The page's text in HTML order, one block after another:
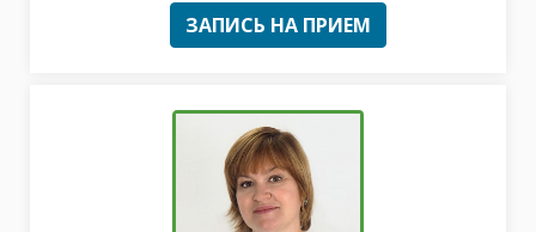
ЗАПИСЬ НА ПРИЕМ